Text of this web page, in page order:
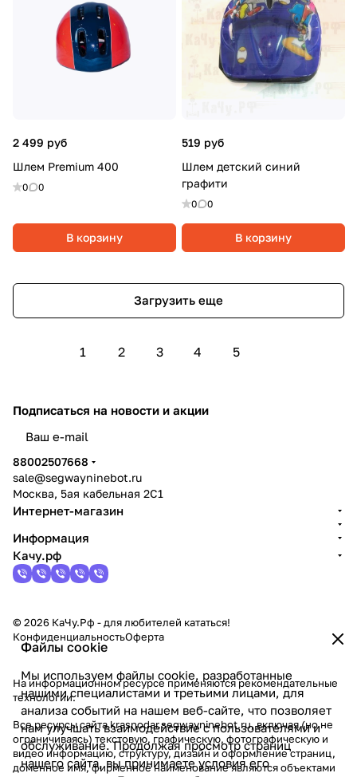
2 499 руб
Шлем Premium 400
0 0
В корзину
519 руб
Шлем детский синий
графити
0 0
В корзину
Загрузить еще
1 2 3 4 5
Файлы cookie
Мы используем файлы cookie, разработанные
нашими специалистами и третьими лицами, для
анализа событий на нашем веб-сайте, что позволяет
нам улучшать взаимодействие с пользователями и
обслуживание. Продолжая просмотр страниц
нашего сайта, вы принимаете условия его
Подписаться на новости и акции
88002507668
sale@segwayninebot.ru
Москва, 5ая кабельная 2С1
Интернет-магазин
Информация
Качу.рф
© 2026 КаЧу.Рф - для любителей кататься!
КонфиденциальностьОферта
На информационном ресурсе применяютсярекомендательные
технологии.
Все ресурсы сайта krasnodar.segwayninebot.ru, включая (но не
ограничиваясь) текстовую, графическую, фотографическую и
видео информацию, структуру, дизайн и оформление страниц,
доменное имя, фирменное наименование являются объектами